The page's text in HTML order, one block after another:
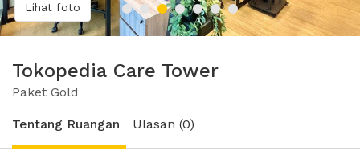
Lihat foto
Tokopedia Care Tower
Paket Gold
Tentang Ruangan Ulasan (0)